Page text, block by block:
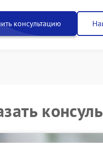
консультацию